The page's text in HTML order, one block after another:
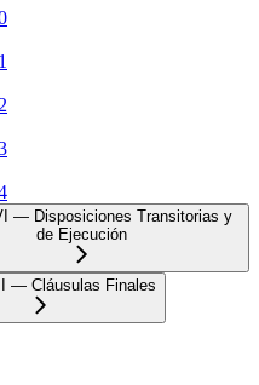
— Disposiciones Transitorias y
de Ejecución
— Cláusulas Finales